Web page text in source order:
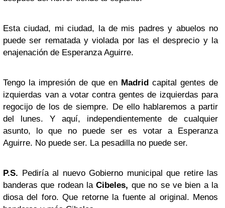
Esta ciudad, mi ciudad, la de mis padres y abuelos no
puede ser rematada y violada por las el desprecio y la
enajenación de Esperanza Aguirre.
Tengo la impresión de que en Madrid capital gentes de
izquierdas van a votar contra gentes de izquierdas para
regocijo de los de siempre. De ello hablaremos a partir
del lunes. Y aquí, independientemente de cualquier
asunto, lo que no puede ser es votar a Esperanza
Aguirre. No puede ser. La pesadilla no puede ser.
P.S. Pediría al nuevo Gobierno municipal que retire las
banderas que rodean laCibeles, que no se ve bien a la
diosa del foro. Que retorne la fuente al original. Menos